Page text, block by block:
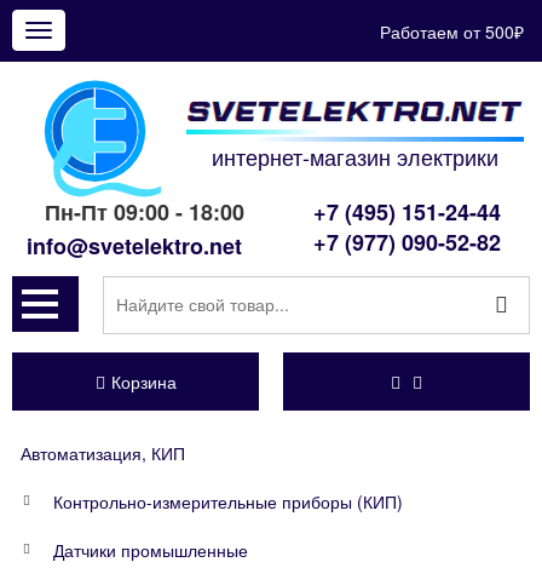
Показать
меню
Работаем от 500₽
интернет-магазин электрики
Пн-Пт 09:00 - 18:00
info@svetelektro.net
+7 (495) 151-24-44
+7 (977) 090-52-82
Корзина
Автоматизация, КИП
Контрольно-измерительные приборы (КИП)
Датчики промышленные